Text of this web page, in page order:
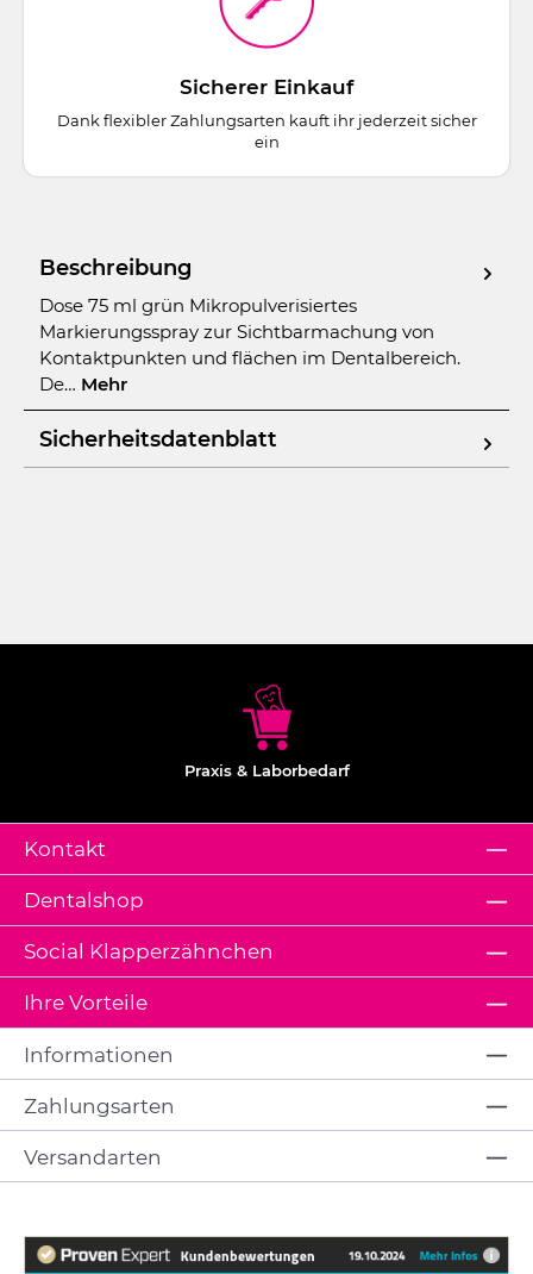
Sicherer Einkauf
Dank flexibler Zahlungsarten kauft ihr jederzeit sicher
ein
Beschreibung
Dose 75 ml grün Mikropulverisiertes
Markierungsspray zur Sichtbarmachung von
Kontaktpunkten und flächen im Dentalbereich.
De… Mehr
Sicherheitsdatenblatt
Praxis & Laborbedarf
Kontakt
Dentalshop
Ihre Vorteile
Social Klapperzähnchen
Informationen
Zahlungsarten
Versandarten